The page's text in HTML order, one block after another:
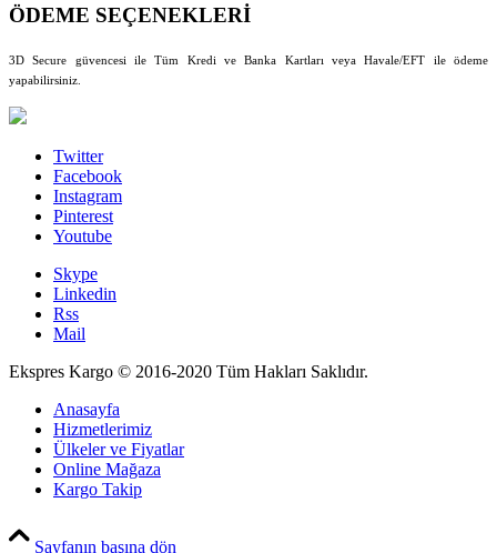
PCI-DSS Ödeme Güvenliği
ÖDEME SEÇENEKLERİ
3D Secure güvencesi ile Tüm Kredi ve Banka Kartları veya Havale/EFT ile ödeme
yapabilirsiniz.
Twitter
Facebook
Instagram
Pinterest
Youtube
Skype
Linkedin
Rss
Mail
Ekspres Kargo © 2016-2020 Tüm Hakları Saklıdır.
Anasayfa
Hizmetlerimiz
Ülkeler ve Fiyatlar
Online Mağaza
Kargo Takip
Sayfanın başına dön